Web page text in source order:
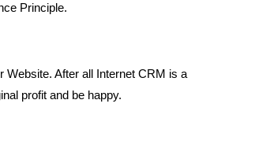
Principle.
Website. After all Internet CRM is a
profit and be happy.